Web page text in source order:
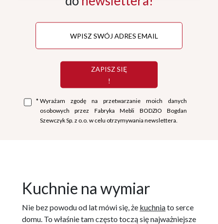
ZAPISZ SIĘ
!
* Wyrażam zgodę na przetwarzanie moich danych
osobowych przez Fabryka Mebli BODZIO Bogdan
Szewczyk Sp. z o.o. w celu otrzymywania newslettera.
Kuchnie na wymiar
Nie bez powodu od lat mówi się, że kuchniato serce
domu. To właśnie tam często toczą się najważniejsze